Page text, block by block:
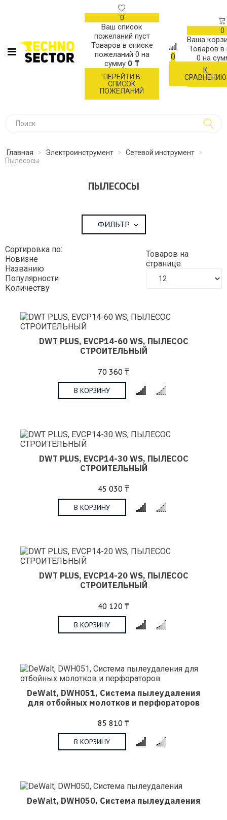
0
Ваш список
пожеланий пуст
Товаров в списке
пожеланий 0 на
сумму 0 ₸
ПЕРЕЙТИ В
СПИСОК
ПОЖЕЛАНИЙ
0
К
СРАВНЕНИЮ
0
Ваша
Товаров в
0 на
Главная > Электроинструмент > Сетевой инструмент >
Пылесосы
ПЫЛЕСОСЫ
ФИЛЬТР
Сортировка по:
Новизне
Названию
Популярности
Количеству
Товаров на
странице
DWT PLUS, EVCP14-60 WS, ПЫЛЕСОС
СТРОИТЕЛЬНЫЙ
70 360 ₸
В КОРЗИНУ
DWT PLUS, EVCP14-30 WS, ПЫЛЕСОС
СТРОИТЕЛЬНЫЙ
45 030 ₸
В КОРЗИНУ
DWT PLUS, EVCP14-20 WS, ПЫЛЕСОС
СТРОИТЕЛЬНЫЙ
40 120 ₸
В КОРЗИНУ
DeWalt, DWH051, Система пылеудаления
для отбойных молотков и перфораторов
85 810 ₸
В КОРЗИНУ
DeWalt, DWH050, Система пылеудаления